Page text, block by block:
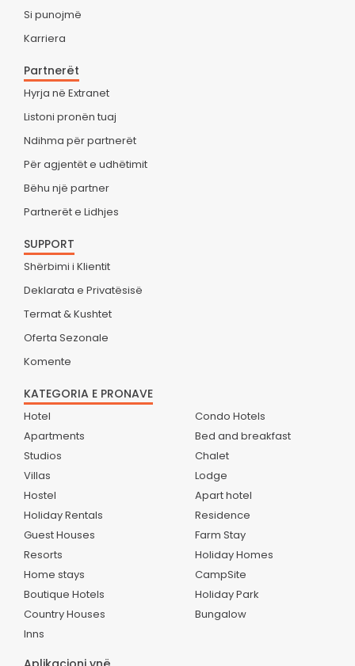
Si punojmë
Karriera
Partnerët
Hyrja në Extranet
Listoni pronën tuaj
Ndihma për partnerët
Për agjentët e udhëtimit
Bëhu një partner
Partnerët e Lidhjes
SUPPORT
Shërbimi i Klientit
Deklarata e Privatësisë
Termat & Kushtet
Oferta Sezonale
Komente
KATEGORIA E PRONAVE
Hotel
Apartments
Studios
Villas
Hostel
Holiday Rentals
Guest Houses
Resorts
Home stays
Boutique Hotels
Country Houses
Inns
Condo Hotels
Bed and breakfast
Chalet
Lodge
Apart hotel
Residence
Farm Stay
Holiday Homes
CampSite
Holiday Park
Bungalow